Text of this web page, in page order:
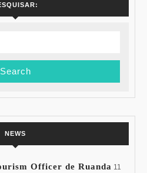
NEWS
Officer de Ruanda 11